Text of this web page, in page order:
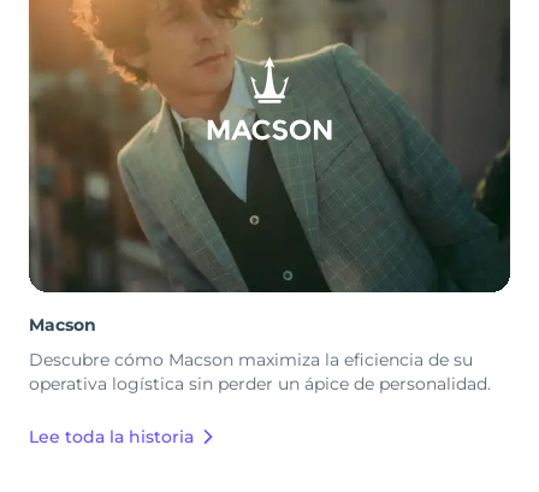
Macson
Descubre cómo Macson maximiza la eficiencia de su
operativa logística sin perder un ápice de personalidad.
Lee toda la historia